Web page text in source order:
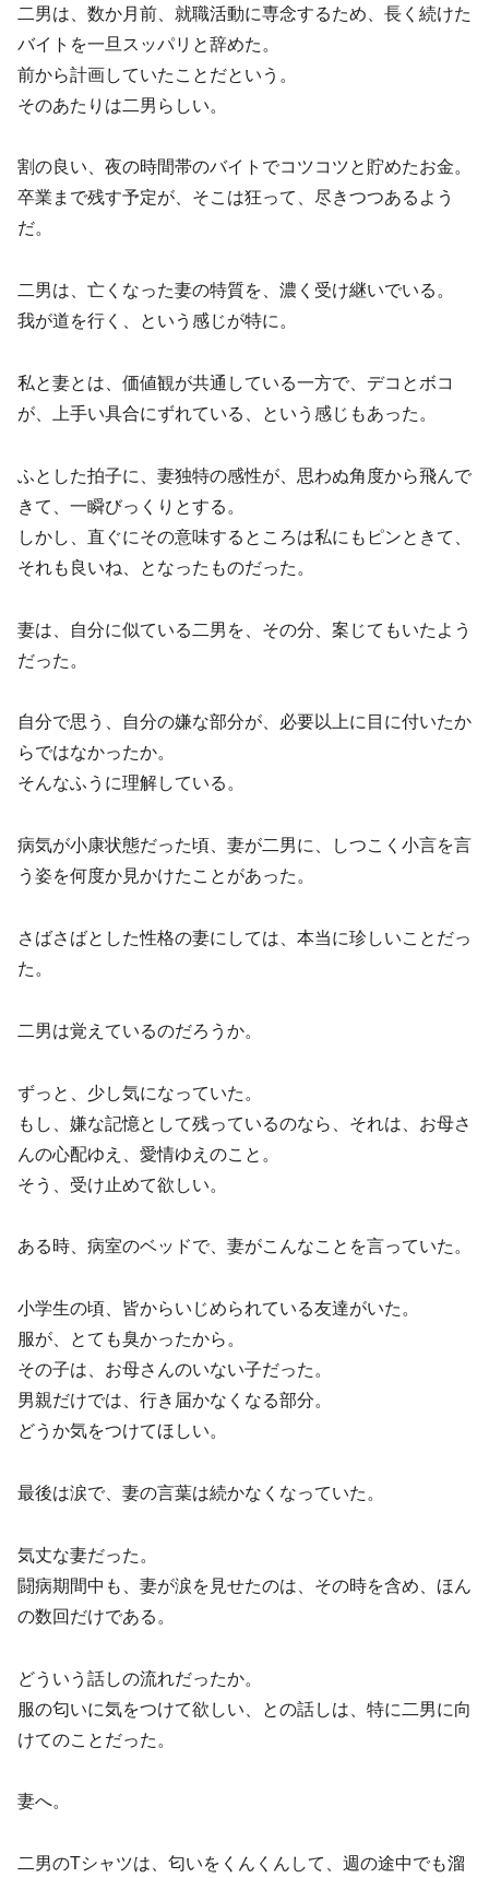
二男は、数か月前、就職活動に専念するため、長く続けた
バイトを一旦スッパリと辞めた。
前から計画していたことだという。
そのあたりは二男らしい。
割の良い、夜の時間帯のバイトでコツコツと貯めたお金。
卒業まで残す予定が、そこは狂って、尽きつつあるよう
だ。
二男は、亡くなった妻の特質を、濃く受け継いでいる。
我が道を行く、という感じが特に。
私と妻とは、価値観が共通している一方で、デコとボコ
が、上手い具合にずれている、という感じもあった。
ふとした拍子に、妻独特の感性が、思わぬ角度から飛んで
きて、一瞬びっくりとする。
しかし、直ぐにその意味するところは私にもピンときて、
それも良いね、となったものだった。
妻は、自分に似ている二男を、その分、案じてもいたよう
だった。
自分で思う、自分の嫌な部分が、必要以上に目に付いたか
らではなかったか。
そんなふうに理解している。
病気が小康状態だった頃、妻が二男に、しつこく小言を言
う姿を何度か見かけたことがあった。
さばさばとした性格の妻にしては、本当に珍しいことだっ
た。
二男は覚えているのだろうか。
ずっと、少し気になっていた。
もし、嫌な記憶として残っているのなら、それは、お母さ
んの心配ゆえ、愛情ゆえのこと。
そう、受け止めて欲しい。
ある時、病室のベッドで、妻がこんなことを言っていた。
小学生の頃、皆からいじめられている友達がいた。
服が、とても臭かったから。
その子は、お母さんのいない子だった。
男親だけでは、行き届かなくなる部分。
どうか気をつけてほしい。
最後は涙で、妻の言葉は続かなくなっていた。
気丈な妻だった。
闘病期間中も、妻が涙を見せたのは、その時を含め、ほん
の数回だけである。
どういう話しの流れだったか。
服の匂いに気をつけて欲しい、との話しは、特に二男に向
けてのことだった。
妻へ。
二男のTシャツは、匂いをくんくんして、週の途中でも溜